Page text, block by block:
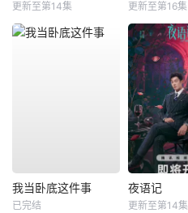
更新至第14集 更新至第16集
我当卧底这件事
已完结
夜语记
更新至第14集